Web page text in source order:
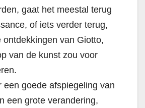
gaat het meestal terug
of iets verder terug,
ontdekkingen van Giotto,
van de kunst zou voor
een goede afspiegeling van
een grote verandering,